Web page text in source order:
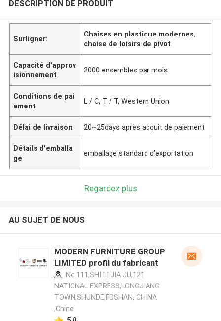
DESCRIPTION DE PRODUIT
Surligner:
Chaises en plastique modernes,
chaise de loisirs de pivot
Capacité d'approv
isionnement
2000 ensembles par mois
Conditions de pai
ement
L / C, T / T, Western Union
Délai de livraison 20~25days après acquit de paiement
Détails d'emballa
ge
emballage standard d'exportation
Regardez plus
AU SUJET DE NOUS
MODERN FURNITURE GROUP
LIMITED profil du fabricant
No.111,SHI LI JIA JU,121
NATIONAL EXPRESS,LONGJIANG
TOWN,SHUNDE,FOSHAN, CHINA
,Chine